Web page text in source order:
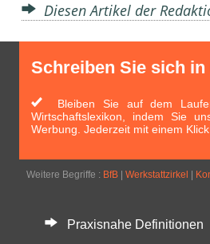
Diesen Artikel der
Schreiben Sie sich
Bleiben Sie auf dem
Wirtschaftslexikon, indem Sie
Werbung. Jederzeit mit einem
Weitere Begriffe : BfB Werkstattzirkel
Praxisnahe Definitionen